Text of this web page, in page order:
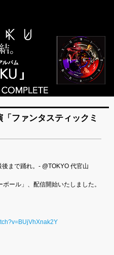
ファンタスティックミ
まで踊れ。- @TOKYO 代官山
ール」、配信開始いたしました。